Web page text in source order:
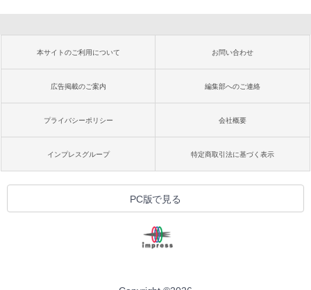
本サイトのご利用について お問い合わせ
広告掲載のご案内 編集部へのご連絡
プライバシーポリシー 会社概要
インプレスグループ 特定商取引法に基づく表示
PC版で見る